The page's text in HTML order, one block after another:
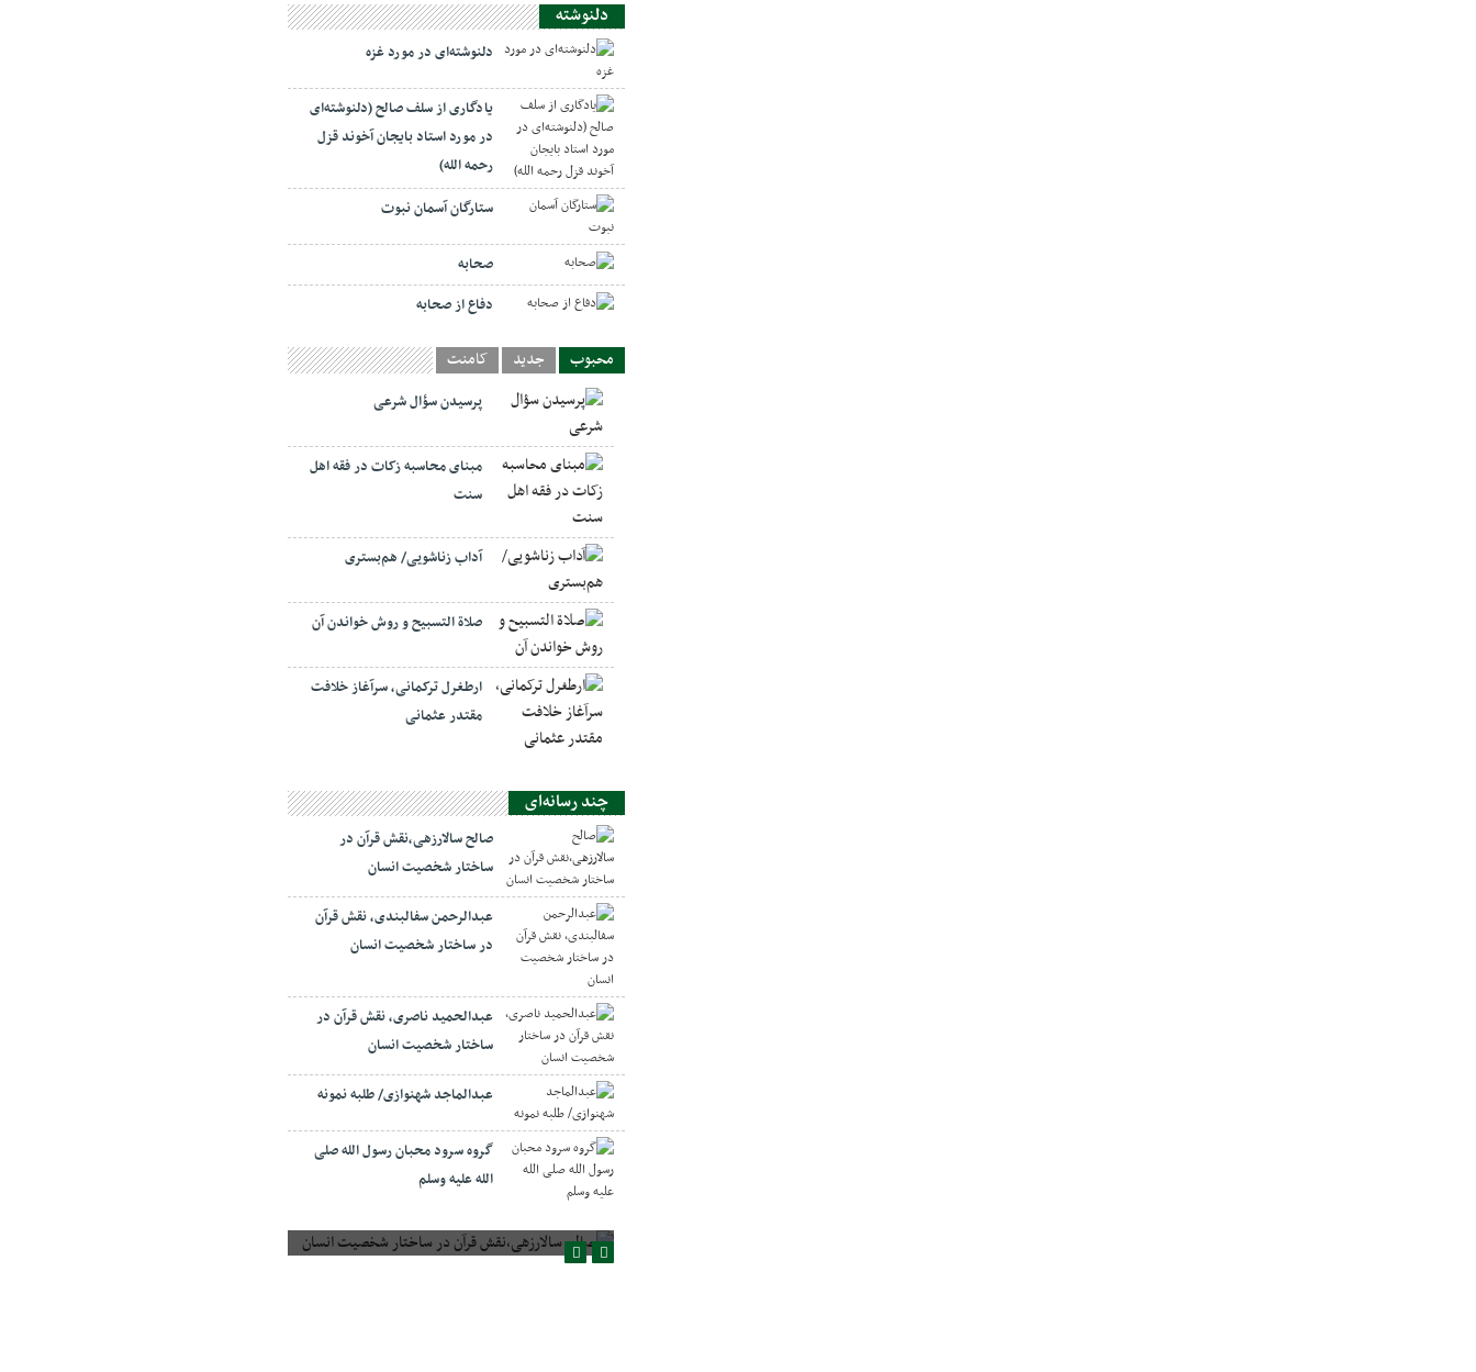
دلنوشته
دلنوشته‌ای در مورد غزه
یادگاری از سلف صالح (دلنوشته‌ای
در مورد استاد بایجان آخوند قزل
رحمه الله)
ستارگان آسمان نبوت
صحابه
دفاع از صحابه
محبوب جدید کامنت
پرسیدن سؤال شرعی
مبنای محاسبه زکات در فقه اهل
سنت
آداب زناشویی/ هم‌بستری
صلاة التسبيح و روش خواندن آن
ارطغرل ترکمانی، سرآغاز خلافت
مقتدر عثمانی
چند رسانه‌ای
صالح سالارزهی،‌نقش قرآن در
ساختار شخصیت انسان
عبدالرحمن سفالبندی، نقش قرآن
در ساختار شخصیت انسان
عبدالحمید ناصری، نقش قرآن در
ساختار شخصیت انسان
عبدالماجد شهنوازی/ طلبه نمونه
گروه سرود محبان رسول الله صلی
الله علیه وسلم
صالح سالارزهی،‌نقش قرآن در ساختار شخصیت انسان